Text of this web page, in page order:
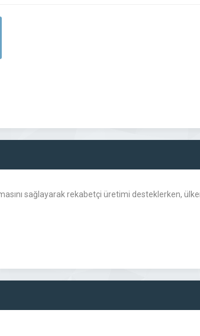
sağlayarak rekabetçi üretimi desteklerken,